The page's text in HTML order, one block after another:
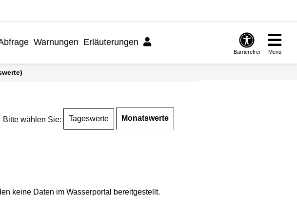
Warnungen Erläuterungen
Barrierefrei Menü
Bitte wählen Sie: Tageswerte Monatswerte
keine Daten im Wasserportal bereitgestellt.